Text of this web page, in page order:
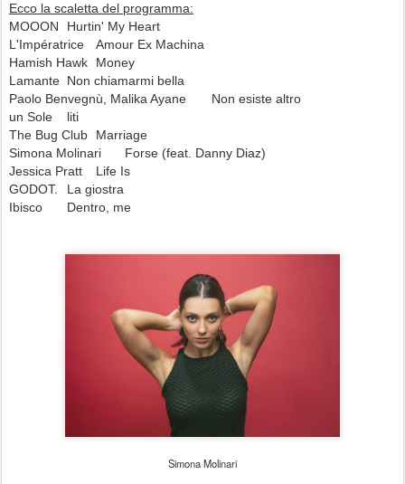
Ecco la scaletta del programma:
MOOON
Hurtin' My Heart
L'Impératrice
Amour Ex Machina
Hamish Hawk
Money
Lamante Non chiamarmi bella
Paolo Benvegnù, Malika Ayane
Non esiste altro
un Sole
liti
The Bug Club
Marriage
Simona Molinari
Forse (feat. Danny Diaz)
Jessica Pratt
Life Is
GODOT.
La giostra
Ibisco
Dentro, me
Simona Molinari